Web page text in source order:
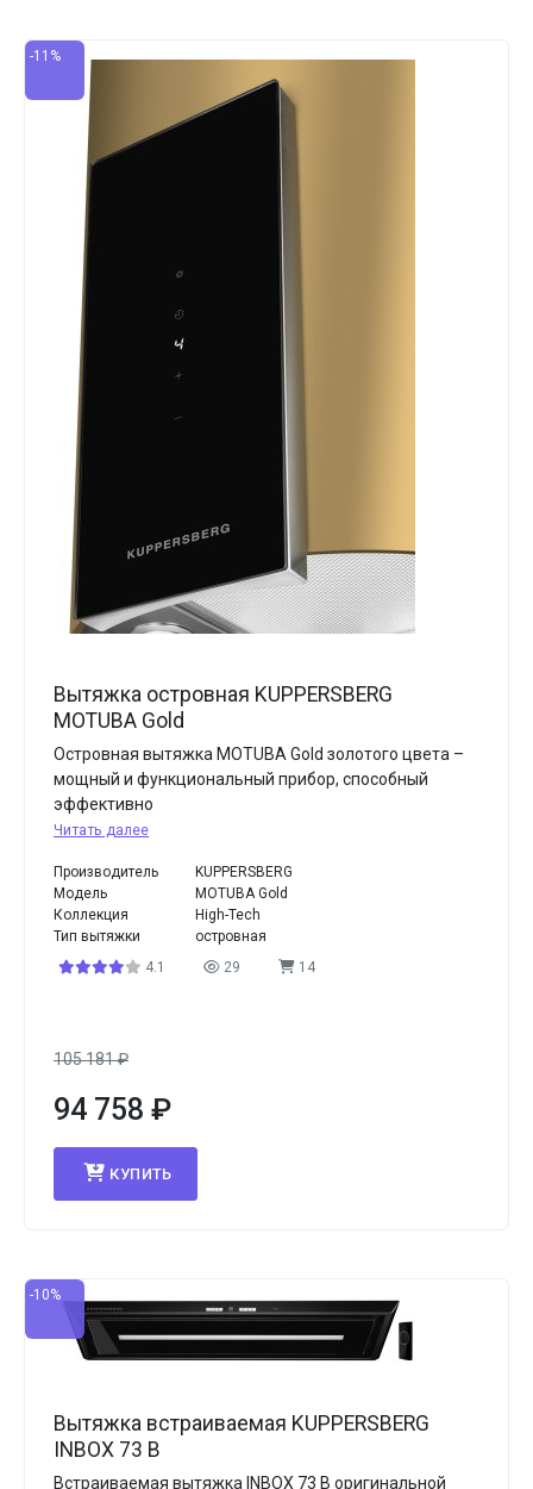
-11%
Вытяжка островная KUPPERSBERG
MOTUBA Gold
Островная вытяжка MOTUBA Gold золотого цвета –
мощный и функциональный прибор, способный
эффективно
Читать далее
Производитель
KUPPERSBERG
Модель
MOTUBA Gold
Коллекция
High-Tech
Тип вытяжки
островная
4.1
29 14
105 181₽
94 758 ₽
КУПИТЬ
-10%
Вытяжка встраиваемая KUPPERSBERG
INBOX 73 B
Встраиваемая вытяжка INBOX 73 B оригинальной